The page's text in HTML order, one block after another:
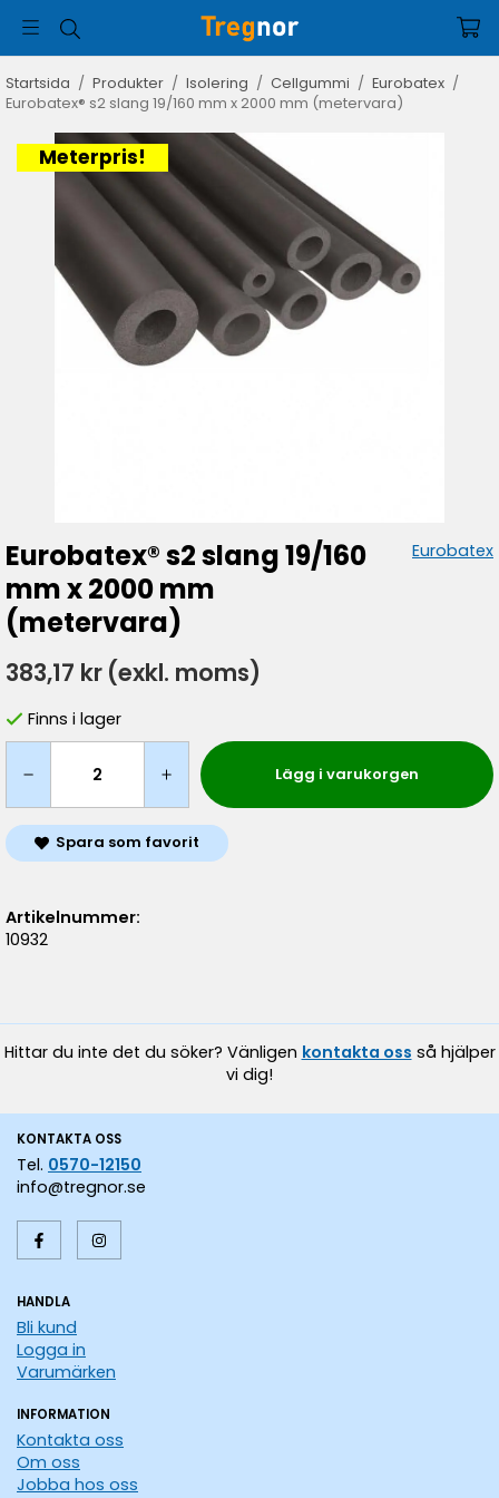
Startsida / Produkter / Isolering / Cellgummi / Eurobatex /
Eurobatex® s2 slang 19/160 mm x 2000 mm (metervara)
Meterpris!
Eurobatex® s2 slang 19/160
mm x 2000 mm
(metervara)
Eurobatex
383,17 kr (exkl. moms)
Finns i lager
Lägg i varukorgen
Spara som favorit
Artikelnummer:
10932
Hittar du inte det du söker? Vänligen kontakta oss så hjälper
vi dig!
KONTAKTA OSS
Tel. 0570-12150
info@tregnor.se
HANDLA
Bli kund
Logga in
Varumärken
INFORMATION
Kontakta oss
Om oss
Jobba hos oss